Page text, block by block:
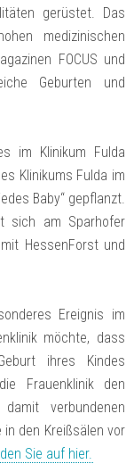
gerüstet. Das
medizinischen
FOCUS und
Geburten und
im Klinikum Fulda
Klinikums Fulda im
Baby“ gepflanzt.
sich am Sparhofer
HessenForst und
Ereignis im
möchte, dass
ihres Kindes
Frauenklinik den
verbundenen
den Kreißsälen vor
Sie auf hier.